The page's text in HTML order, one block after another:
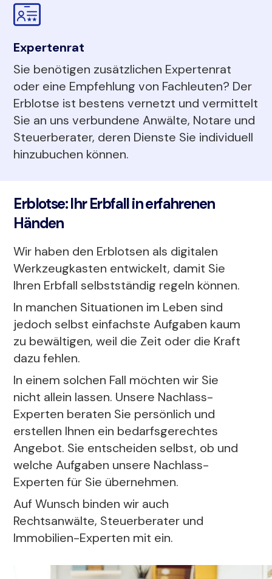
Expertenrat
Sie benötigen zusätzlichen Expertenrat
oder eine Empfehlung von Fachleuten? Der
Erblotse ist bestens vernetzt und vermittelt
Sie an uns verbundene Anwälte, Notare und
Steuerberater, deren Dienste Sie individuell
hinzubuchen können.
Erblotse: Ihr Erbfall in erfahrenen
Händen
Wir haben den Erblotsen als digitalen
Werkzeugkasten entwickelt, damit Sie
Ihren Erbfall selbstständig regeln können.
In manchen Situationen im Leben sind
jedoch selbst einfachste Aufgaben kaum
zu bewältigen, weil die Zeit oder die Kraft
dazu fehlen.
In einem solchen Fall möchten wir Sie
nicht allein lassen. Unsere Nachlass-
Experten beraten Sie persönlich und
erstellen Ihnen ein bedarfsgerechtes
Angebot. Sie entscheiden selbst, ob und
welche Aufgaben unsere Nachlass-
Experten für Sie übernehmen.
Auf Wunsch binden wir auch
Rechtsanwälte, Steuerberater und
Immobilien-Experten mit ein.